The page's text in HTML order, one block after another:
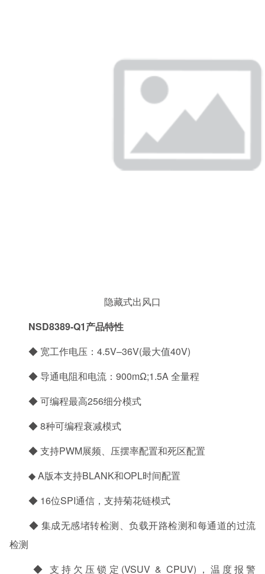
隐藏式出风口
NSD8389-Q1产品特性
◆ 宽工作电压：4.5V–36V(最大值40V)
◆ 导通电阻和电流：900mΩ;1.5A 全量程
◆ 可编程最高256细分模式
◆ 8种可编程衰减模式
◆ 支持PWM展频、压摆率配置和死区配置
◆ A版本支持BLANK和OPL时间配置
◆ 16位SPI通信，支持菊花链模式
◆ 集成无感堵转检测、负载开路检测和每通道的过流
检测
◆ 支持欠压锁定(VSUV & CPUV)，温度报警